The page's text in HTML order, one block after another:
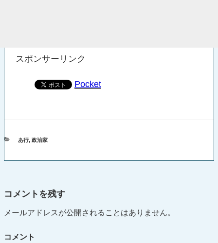
スポンサーリンク
Pocket
カ
あ行, 政治家
コメントを残す
メールアドレスが公開されることはありません。
コメント